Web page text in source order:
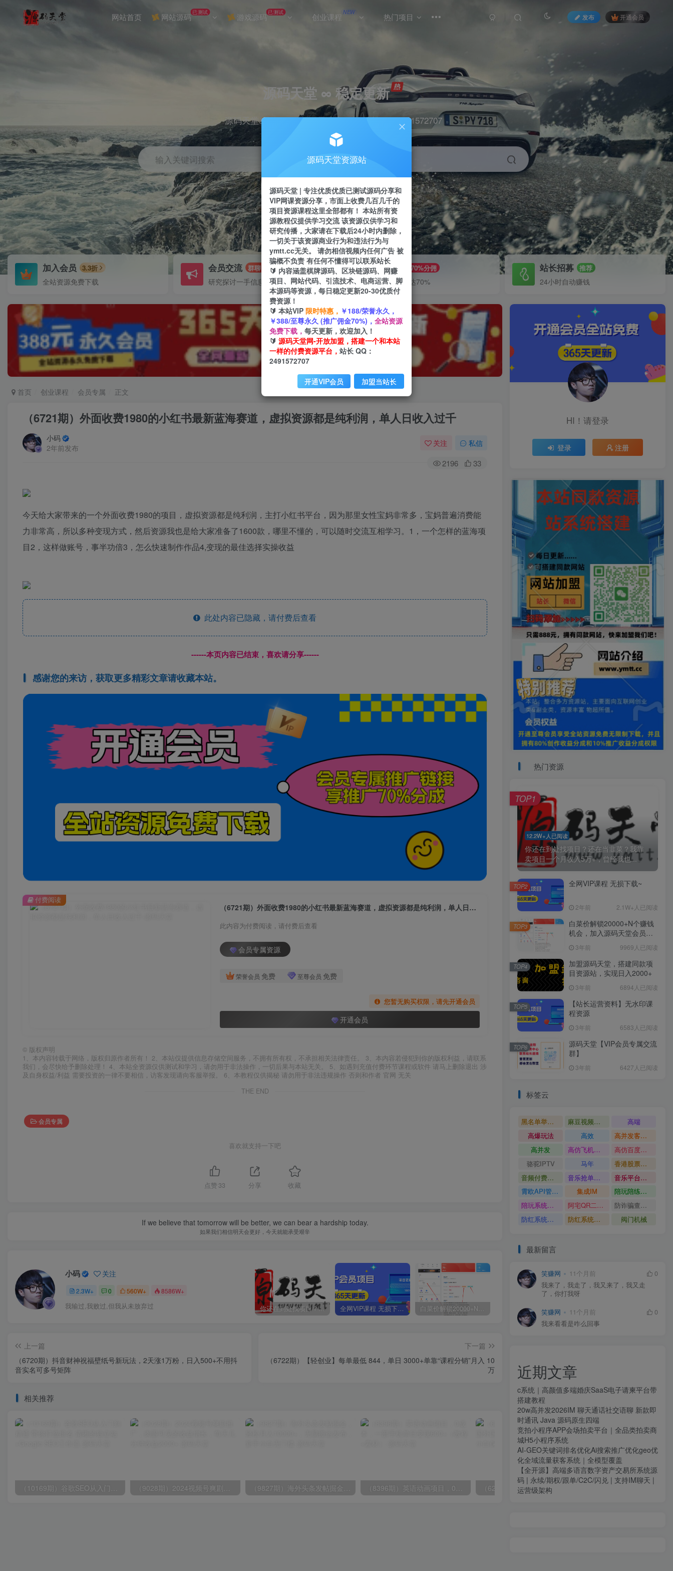
网站首页 网站源码已测试 游戏源码 已测试 创业课程 NEW 热门项目 发布 开通会员
源码天堂 ∞ 稳定更新
源码天堂&实战项目&365天稳定更新 站长qq：2491572707
输入关键词搜索
引流 抖音 挂机 直播 快手 小红书
加入会员 3.3折
全站资源免费下载
会员交流 群聊
研究探讨一手信息差
推广赚钱 70%分佣
推广返佣高达70%
站长招募 推荐
24小时自动赚钱
首页 创业课程 会员专属 正文
（6721期）外面收费1980的小红书最新蓝海赛道，虚拟资源都是纯利润，单人日收入过千
小码
2年前发布
关注 私信
2196 33
今天给大家带来的一个外面收费1980的项目，虚拟资源都是纯利润，主打小红书平台，因为那里女性宝妈非常多，宝妈普遍消费能
力非常高，所以多种变现方式，然后资源我也是给大家准备了1600款，哪里不懂的，可以随时交流互相学习。1，一个怎样的蓝海项
目2，这样做账号，事半功倍3，怎么快速制作作品4,变现的最佳选择实操收益
此处内容已隐藏，请付费后查看
------本页内容已结束，喜欢请分享------
感谢您的来访，获取更多精彩文章请收藏本站。
（6721期）外面收费1980的小红书最新蓝海赛道，虚拟资源都是纯利润，单人日收入过千
此内容为付费阅读，请付费后查看
会员专属资源
荣誉会员 免费 至尊会员 免费
您暂无购买权限，请先开通会员
开通会员
付费阅读
© 版权声明
1、本内容转载于网络，版权归原作者所有！ 2、本站仅提供信息存储空间服务，不拥有所有权，不承担相关法律责任。 3、本内容若侵犯到你的版权利益，请联系
我们，会尽快给予删除处理！ 4、本站全资源仅供测试和学习，请勿用于非法操作，一切后果与本站无关。 5、如遇到充值付费环节课程或软件 请马上删除退出 涉
及自身权益/利益 需要投资的一律不要相信，访客发现请向客服举报。 6、本教程仅供揭秘 请勿用于非法违规操作 否则和作者 官网 无关
THE END
会员专属
喜欢就支持一下吧
点赞 33 分享 收藏
If we believe that tomorrow will be better, we can bear a hardship today.
如果我们相信明天会更好，今天就能承受艰辛
小码 关注
2.3W+ 0 560W+ 8586W+
我输过,我败过,但我从未放弃过 你还在到处找项目？还在当韭菜？我靠卖项目一个月收入5万+，曾经我也是个失败者。 全网VIP课程 无损下载~ 白菜价解锁20000+N个赚钱机会，加入源码天堂会员，全站资源免费学习。 加盟源码天堂，搭建同款项目资源站，实现日入2000+
上一篇
（6720期）抖音财神祝福壁纸号新玩法，2天涨1万粉，日入500+不用抖
音实名可多号矩阵
下一篇
（6722期）【轻创业】每单最低 844，单日 3000+单靠“课程分销”月入 10
万
相关推荐
（10169期）谷歌SEO从入门到精通 带你打造排名 清晰的独立站+Google SEO工作流 （9028期）2024视频号爽剧推广，肉眼可见的收益增长，每天几分钟收益2000+ （9827期）海外头条发帖掘金，轻松月入10000+，无脑搬运发布，新手小白无门槛 （8396期）英语动画项目，0成本，一部手机单日变现600+（教程+素材）
HI！请登录
登录 注册
热门资源
12.2W+人已阅读
你还在到处找项目？还在当韭菜？我靠
卖项目一个月收入5万+，曾经我也...
TOP1
全网VIP课程 无损下载~
2年前 2.1W+人已阅读
TOP2
白菜价解锁20000+N个赚钱
机会，加入源码天堂会员，
3年前 9969人已阅读
TOP3
加盟源码天堂，搭建同款项
目资源站，实现日入2000+
3年前 6894人已阅读
TOP4
【站长运营资料】无水印课
程资源
3年前 6583人已阅读
TOP5
源码天堂【VIP会员专属交流
群】
3年前 6427人已阅读
TOP6
标签云
黑名单举报系统源码 麻豆视频源码
高端
高爆玩法
高效
高并发客服系统
高并发
高仿飞机源码
高仿百度网盘UI
骆驼IPTV
马年
香港股票系统源码
音频付费订阅系统
音乐抢单系统
音乐平台源码
霄欧API管理系统
集成IM
陪玩陪练平台
陪玩系统源码
阿宅QR二维码生成
防诈骗查询系统
防红系统源码
防红系统最新版 阀门机械
最新留言
笑赚网 11个月前
0
我来了，我走了，我又来了，我又走
了，你打我呀
笑赚网 11个月前
0
我来看看是咋么回事
近期文章
c系统｜高颜值多端婚庆SaaS电子请柬平台带
搭建教程
20w高并发2026IM 聊天通话社交语聊 新款即
时通讯 Java 源码原生四端
竞拍小程序APP会场拍卖平台｜全品类拍卖商
城H5小程序系统
AI-GEO关键词排名优化Ai搜索推广优化geo优
化全域流量获客系统｜全模型覆盖
【全开源】高端多语言数字资产交易所系统源
码 | 永续/期权/跟单/C2C/闪兑 | 支持IM聊天 |
运营级架构
源码天堂资源站
源码天堂 | 专注优质优质已测试源码分享和
VIP网课资源分享，市面上收费几百几千的
项目资源课程这里全部都有！ 本站所有资
源教程仅提供学习交流 该资源仅供学习和
研究传播，大家请在下载后24小时内删除，
一切关于该资源商业行为和违法行为与
ymtt.cc无关。 请勿相信视频内任何广告 被
骗概不负责 有任何不懂得可以联系站长
🔰 内容涵盖棋牌源码、区块链源码、网赚
项目、网站代码、引流技术、电商运营、脚
本源码等资源，每日稳定更新20-30优质付
费资源！
🔰 本站VIP 限时特惠， ￥188/荣誉永久，
￥388/至尊永久 (推广佣金70%)， 全站资源
免费下载， 每天更新，欢迎加入！
🔰 源码天堂网-开放加盟，搭建一个和本站
一样的付费资源平台， 站长 QQ：
2491572707
开通VIP会员 加盟当站长